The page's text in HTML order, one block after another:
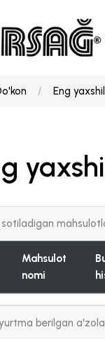
Eng
sotiladigan
Mahsulot
nomi
berilgan